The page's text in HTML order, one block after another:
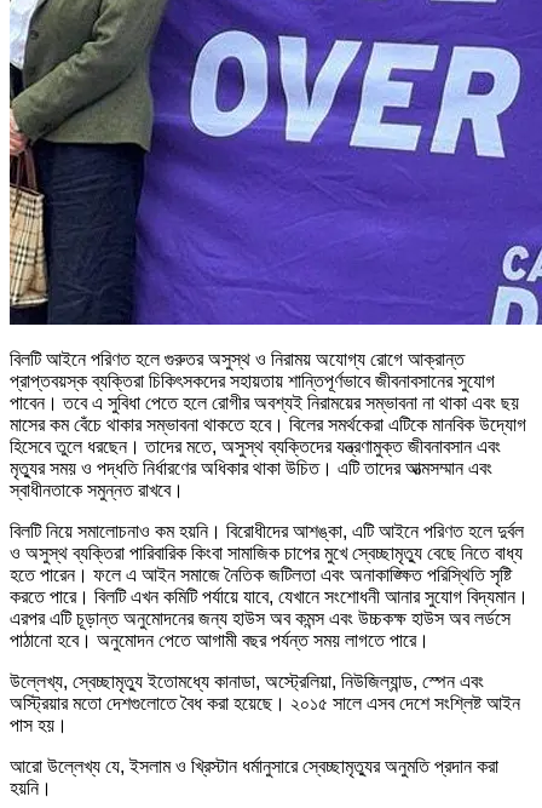
বিলটি আইনে পরিণত হলে গুরুতর অসুস্থ ও নিরাময় অযোগ্য রোগে আক্রান্ত
প্রাপ্তবয়স্ক ব্যক্তিরা চিকিৎসকদের সহায়তায় শান্তিপূর্ণভাবে জীবনাবসানের সুযোগ
পাবেন। তবে এ সুবিধা পেতে হলে রোগীর অবশ্যই নিরাময়ের সম্ভাবনা না থাকা এবং ছয়
মাসের কম বেঁচে থাকার সম্ভাবনা থাকতে হবে। বিলের সমর্থকেরা এটিকে মানবিক উদ্যোগ
হিসেবে তুলে ধরছেন। তাদের মতে, অসুস্থ ব্যক্তিদের যন্ত্রণামুক্ত জীবনাবসান এবং
মৃত্যুর সময় ও পদ্ধতি নির্ধারণের অধিকার থাকা উচিত। এটি তাদের আত্মসম্মান এবং
স্বাধীনতাকে সমুন্নত রাখবে।
বিলটি নিয়ে সমালোচনাও কম হয়নি। বিরোধীদের আশঙ্কা, এটি আইনে পরিণত হলে দুর্বল
ও অসুস্থ ব্যক্তিরা পারিবারিক কিংবা সামাজিক চাপের মুখে স্বেচ্ছামৃত্যু বেছে নিতে বাধ্য
হতে পারেন। ফলে এ আইন সমাজে নৈতিক জটিলতা এবং অনাকাঙ্ক্ষিত পরিস্থিতি সৃষ্টি
করতে পারে। বিলটি এখন কমিটি পর্যায়ে যাবে, যেখানে সংশোধনী আনার সুযোগ বিদ্যমান।
এরপর এটি চূড়ান্ত অনুমোদনের জন্য হাউস অব কমন্স এবং উচ্চকক্ষ হাউস অব লর্ডসে
পাঠানো হবে। অনুমোদন পেতে আগামী বছর পর্যন্ত সময় লাগতে পারে।
উল্লেখ্য, স্বেচ্ছামৃত্যু ইতোমধ্যে কানাডা, অস্ট্রেলিয়া, নিউজিল্যান্ড, স্পেন এবং
অস্ট্রিয়ার মতো দেশগুলোতে বৈধ করা হয়েছে। ২০১৫ সালে এসব দেশে সংশ্লিষ্ট আইন
পাস হয়।
আরো উল্লেখ্য যে, ইসলাম ও খ্রিস্টান ধর্মানুসারে স্বেচ্ছামৃত্যুর অনুমতি প্রদান করা
হয়নি।